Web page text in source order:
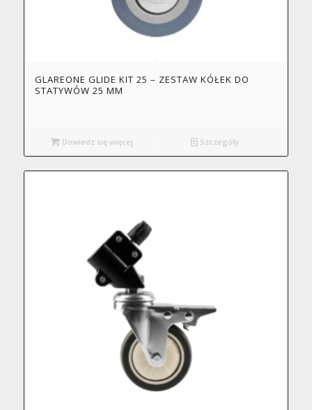
GLAREONE GLIDE KIT 25 – ZESTAW KÓŁEK DO
STATYWÓW 25 MM
Dowiedz się więcej Szczegóły